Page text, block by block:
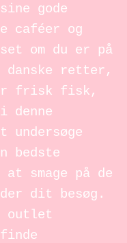
gode
caféer og
om du er på
retter,
frisk fisk,
undersøge
bedste
smage på de
dit besøg.
outlet